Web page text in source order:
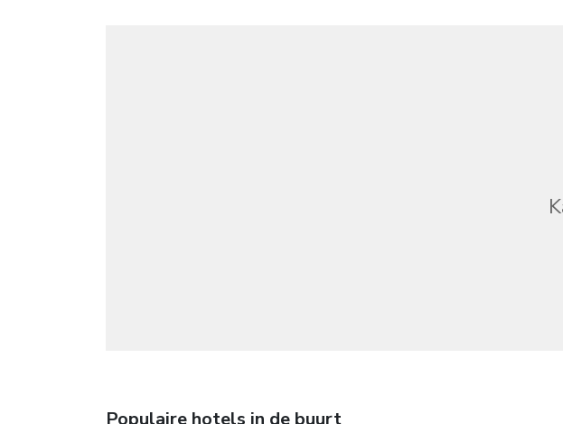
Populaire hotels in de buurt